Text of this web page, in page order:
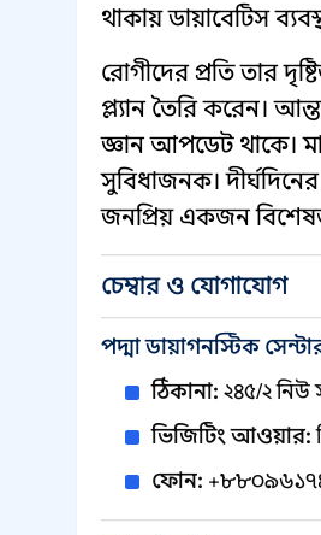
থাকায় ডায়াবেটিস
রোগীদের প্রতি তার
প্ল্যান তৈরি করেন।
জ্ঞান আপডেট থাকে।
সুবিধাজনক।
জনপ্রিয় একজন
চেম্বার ও যোগাযোগ
পদ্মা ডায়াগনস্টিক
ঠিকানা: ২৪৫/২ নিউ
ভিজিটিং আওয়ার:
ফোন: